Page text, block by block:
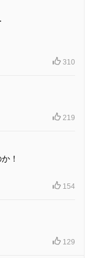
310
219
！
154
129